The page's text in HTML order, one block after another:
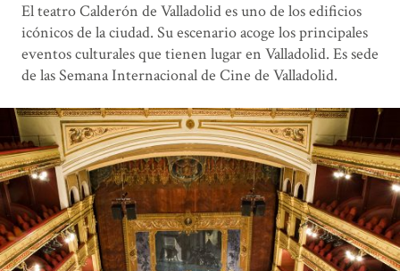
El teatro Calderón de Valladolid es uno de los edificios
icónicos de la ciudad. Su escenario acoge los principales
eventos culturales que tienen lugar en Valladolid. Es sede
de las Semana Internacional de Cine de Valladolid.